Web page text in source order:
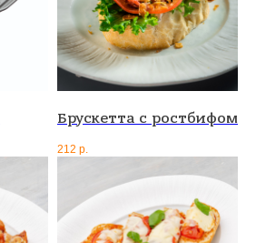
Брускетта с ростбифом
212 р.